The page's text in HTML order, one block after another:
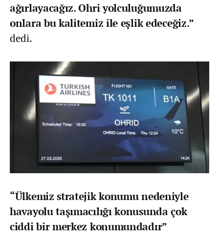
ağırlayacağız. Ohri yolculuğumuzda
onlara bu kalitemiz ile eşlik edeceğiz.”
dedi.
“Ülkemiz stratejik konumu nedeniyle
havayolu taşımacılığı konusunda çok
ciddi bir merkez konumundadır”